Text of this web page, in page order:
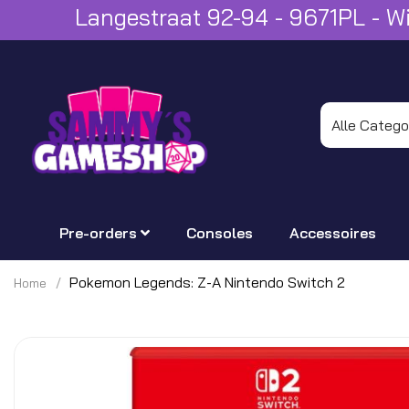
Langestraat 92-94 - 9671PL -
Pre-orders Consoles Accessoires
Home Pokemon Legends: Z-A Nintendo Switch 2